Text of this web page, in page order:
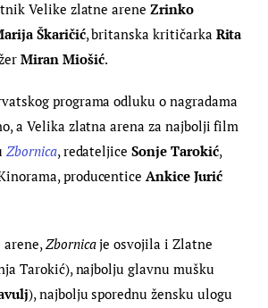
Velike zlatne arene Zrinko
Škaričić, britanska kritičarka Rita
Miran Miošić.
programa odluku o nagradama
a Velika zlatna arena za najbolji film
Zbornica, redateljice Sonje Tarokić,
producentice Ankice Jurić
Zbornica je osvojila i Zlatne
Tarokić), najbolju glavnu mušku
), najbolju sporednu žensku ulogu